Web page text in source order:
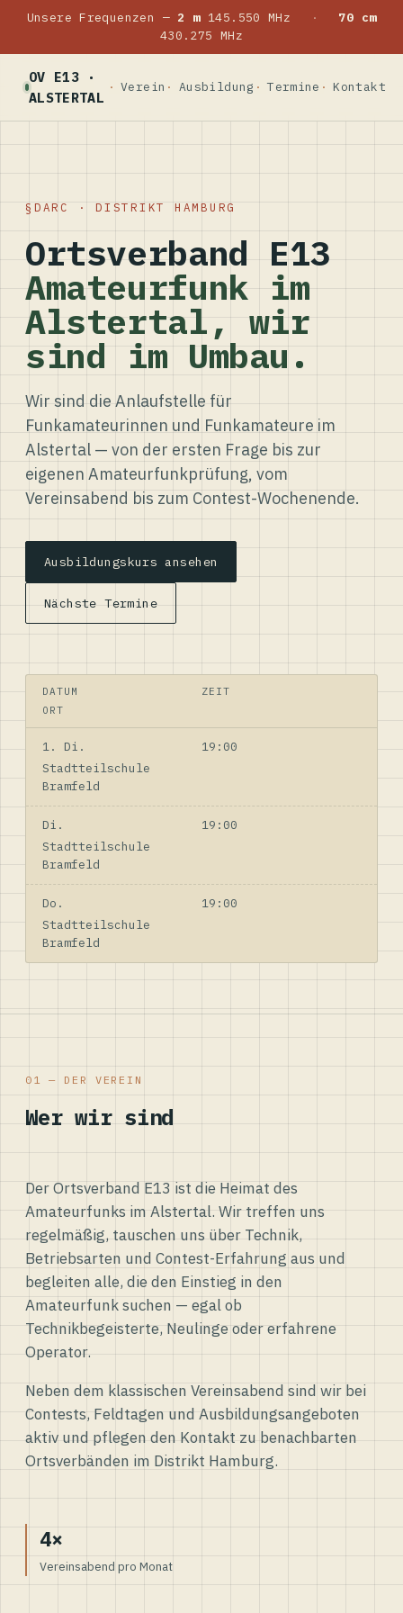
Unsere Frequenzen — 2 m145.550 MHz ·
70 cm
430.275 MHz
OV E13 ·
ALSTERTAL
Verein Ausbildung Termine Kontakt
DARC · DISTRIKT HAMBURG
Ortsverband E13
Amateurfunk im
Alstertal, wir
sind im Umbau.
Wir sind die Anlaufstelle für
Funkamateurinnen und Funkamateure im
Alstertal — von der ersten Frage bis zur
eigenen Amateurfunkprüfung, vom
Vereinsabend bis zum Contest-Wochenende.
Ausbildungskurs ansehen
Nächste Termine
DATUM
ZEIT
ORT
1. Di.
19:00
Stadtteilschule
Bramfeld
Di.
19:00
Stadtteilschule
Bramfeld
Do.
19:00
Stadtteilschule
Bramfeld
01 — DER VEREIN
Wer wir sind
Der Ortsverband E13 ist die Heimat des
Amateurfunks im Alstertal. Wir treffen uns
regelmäßig, tauschen uns über Technik,
Betriebsarten und Contest-Erfahrung aus und
begleiten alle, die den Einstieg in den
Amateurfunk suchen — egal ob
Technikbegeisterte, Neulinge oder erfahrene
Operator.
Neben dem klassischen Vereinsabend sind wir bei
Contests, Feldtagen und Ausbildungsangeboten
aktiv und pflegen den Kontakt zu benachbarten
Ortsverbänden im Distrikt Hamburg.
4×
Vereinsabend pro Monat